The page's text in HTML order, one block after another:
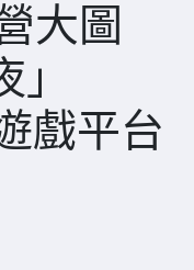
大圖
戲平台